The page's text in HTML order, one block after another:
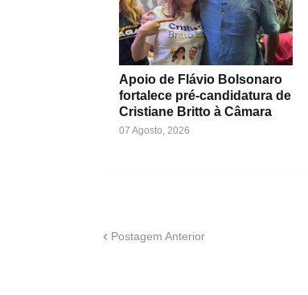
Apoio de Flávio Bolsonaro
fortalece pré-candidatura de
Cristiane Britto à Câmara
07 Agosto, 2026
Postagem Anterior